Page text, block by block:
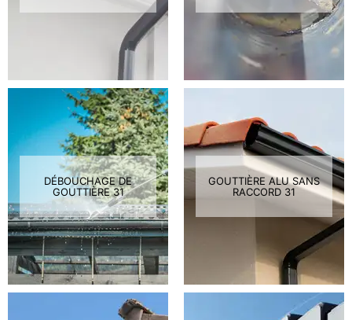
DÉBOUCHAGE DE
GOUTTIÈRE 31
GOUTTIÈRE ALU SANS
RACCORD 31